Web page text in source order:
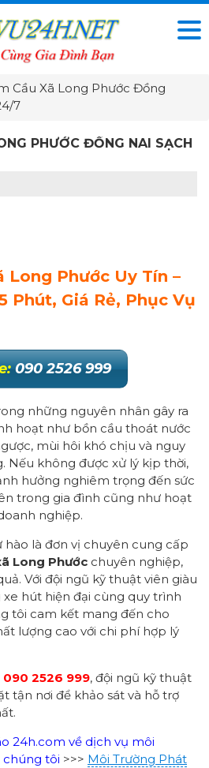
Cầu Xã Long Phước Đồng
7
PHƯỚC ĐỒNG NAI SẠCH
Long Phước Uy Tín –
Phút, Giá Rẻ, Phục Vụ
090 2526 999
những nguyên nhân gây ra
hoạt như bồn cầu thoát nước
mùi hôi khó chịu và nguy
Nếu không được xử lý kịp thời,
hưởng nghiêm trọng đến sức
trong gia đình cũng như hoạt
nghiệp.
hào là đơn vị chuyên cung cấp
Long Phước chuyên nghiệp,
Với đội ngũ kỹ thuật viên giàu
hút hiện đại cùng quy trình
tôi cam kết mang đến cho
lượng cao với chi phí hợp lý
090 2526 999, đội ngũ kỹ thuật
tận nơi để khảo sát và hỗ trợ
24h.com về dịch vụ môi
chúng tôi >>> Môi Trường Phát